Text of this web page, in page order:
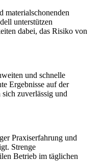
materialschonenden
unterstützen
dabei, das Risiko von
und schnelle
Ergebnisse auf der
zuverlässig und
Praxiserfahrung und
Strenge
Betrieb im täglichen